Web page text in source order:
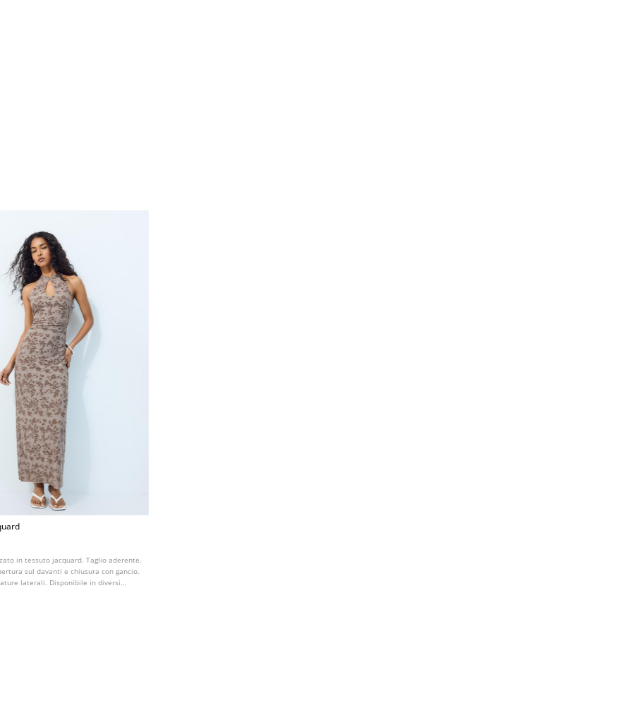
in tessuto jacquard. Taglio aderente.
sul davanti e chiusura con gancio.
laterali. Disponibile in diversi